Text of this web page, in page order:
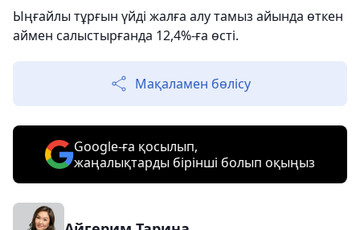
Ыңғайлы тұрғын үйді жалға алу тамыз айында өткен
аймен салыстырғанда 12,4%-ға өсті.
Мақаламен бөлісу
Google-ға қосылып,
жаңалықтарды бірінші болып оқыңыз